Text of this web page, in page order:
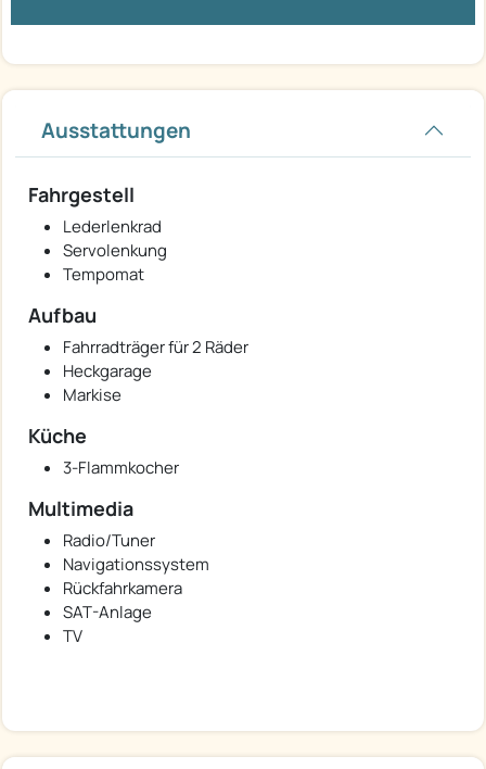
Ausstattungen
Fahrgestell
Lederlenkrad
Servolenkung
Tempomat
Aufbau
Fahrradträger für 2 Räder
Heckgarage
Markise
Küche
3-Flammkocher
Multimedia
Radio/Tuner
Navigationssystem
Rückfahrkamera
SAT-Anlage
TV